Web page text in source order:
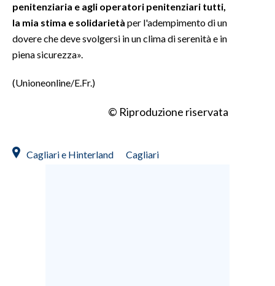
penitenziaria e agli operatori penitenziari tutti,
la mia stima e solidarietà per l'adempimento di un
dovere che deve svolgersi in un clima di serenità e in
piena sicurezza».
(Unioneonline/E.Fr.)
© Riproduzione riservata
Cagliari e Hinterland Cagliari